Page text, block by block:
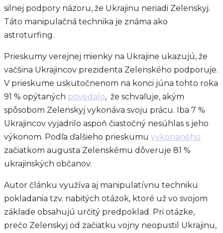
silnej podpory názoru, že Ukrajinu neriadi Zelenskyj.
Táto manipulačná technika je známa ako
astroturfing.
Prieskumy verejnej mienky na Ukrajine ukazujú, že
väčšina Ukrajincov prezidenta Zelenského podporuje.
V prieskume uskutočnenom na konci júna tohto roka
91 % opýtaných povedalo, že schvaľuje, akým
spôsobom Zelenskyj vykonáva svoju prácu. Iba 7 %
Ukrajincov vyjadrilo aspoň čiastočný nesúhlas s jeho
výkonom. Podľa ďalšieho prieskumu vykonaného
začiatkom augusta Zelenskému dôveruje 81 %
ukrajinských občanov.
Autor článku využíva aj manipulatívnu techniku
pokladania tzv. nabitých otázok, ktoré už vo svojom
základe obsahujú určitý predpoklad. Pri otázke,
prečo Zelenskyj od začiatku vojny neopustil Ukrajinu,